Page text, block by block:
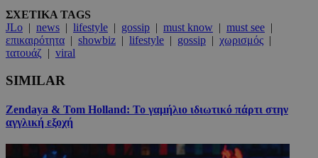
ΣΧΕΤΙΚΑ TAGS
JLo | news | lifestyle | gossip | must know | must see |
επικαιρότητα | showbiz | lifestyle | gossip | χωρισμός |
τατουάζ | viral
SIMILAR
Zendaya & Tom Holland: Το γαμήλιο ιδιωτικό πάρτι στην
αγγλική εξοχή